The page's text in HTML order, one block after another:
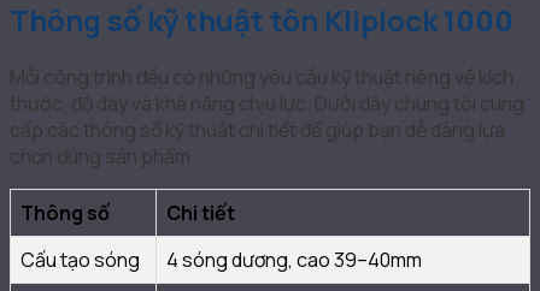
Thông số kỹ thuật tôn Kliplock 1000
Mỗi công trình đều có những yêu cầu kỹ thuật riêng về kích
thước, độ dày và khả năng chịu lực. Dưới đây chúng tôi cung
cấp các thông số kỹ thuật chi tiết để giúp bạn dễ dàng lựa
chọn đúng sản phẩm.
Thông số
Chi tiết
Cấu tạo sóng
4 sóng dương, cao 39–40mm